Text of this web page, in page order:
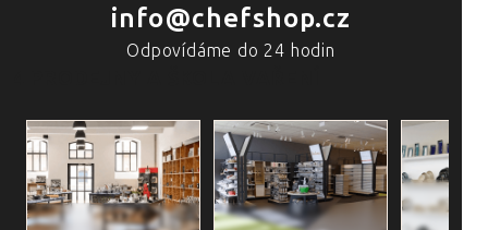
info@chefshop.cz
Odpovídáme do 24 hodin